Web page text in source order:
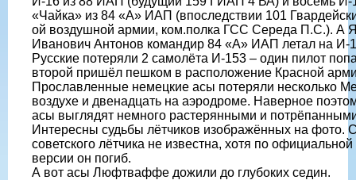
«Чайка» из 84 «А» ИАП (впоследствии 101
ой воздушной армии, ком.полка ГСС Середа П.С.). А
Иванович Антонов командир 84 «А» ИАП летал на И-
Русские потеряли 2 самолёта И-153 – один пилот
второй пришёл пешком в расположение Красной
Прославленные немецкие асы потеряли несколько
воздухе и двенадцать на аэродроме. Наверное
асы выглядят немного растерянными и
Интересны судьбы лётчиков изображённых на фото.
советского лётчика не известна, хотя по официальной
версии он погиб.
А вот асы Люфтваффе дожили до глубоких седин.